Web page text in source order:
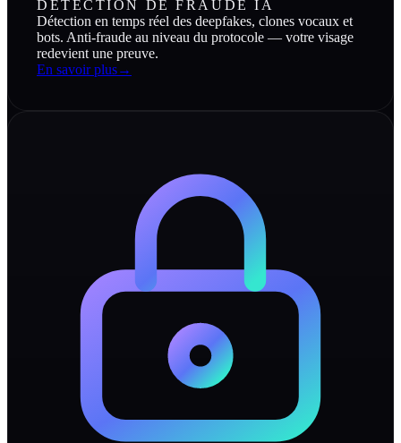
DÉTECTION DE FRAUDE IA
Détection en temps réel des deepfakes, clones vocaux et
bots. Anti-fraude au niveau du protocole — votre visage
redevient une preuve.
En savoir plus→